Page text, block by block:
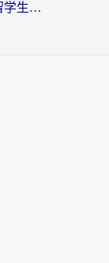
国外汽水音乐没版权怎么办啊？留学生亲测有效的回国加速攻略